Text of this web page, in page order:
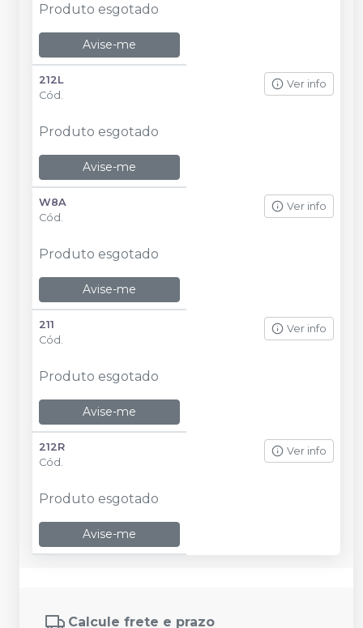
Produto esgotado
Avise-me
212L
Cód.
Ver info
Produto esgotado
Avise-me
W8A
Cód.
Ver info
Produto esgotado
Avise-me
211
Cód.
Ver info
Produto esgotado
Avise-me
212R
Cód.
Ver info
Produto esgotado
Avise-me
Calcule frete e prazo